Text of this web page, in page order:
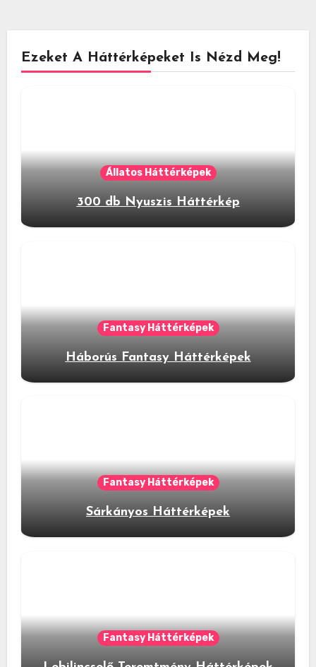
Ezeket A Háttérképeket Is Nézd Meg!
Állatos Háttérképek
300 db Nyuszis Háttérkép
Fantasy Háttérképek
Háborús Fantasy Háttérképek
Fantasy Háttérképek
Sárkányos Háttérképek
Fantasy Háttérképek